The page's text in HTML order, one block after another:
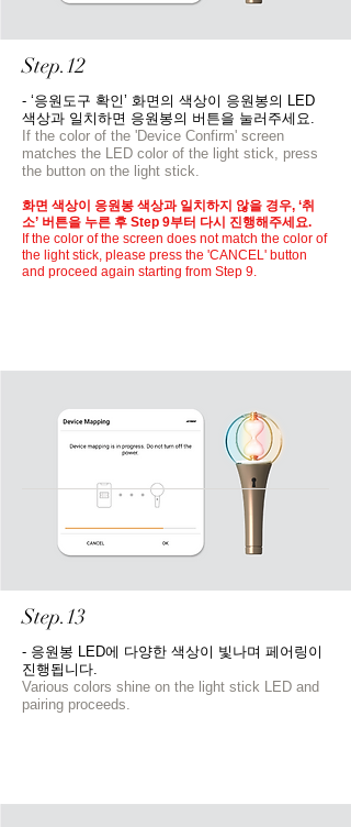
Step.12
- ‘응원도구 확인’ 화면의 색상이 응원봉의 LED
색상과 일치하면 응원봉의 버튼을 눌러주세요.
If the color of the 'Device Confirm' screen
matches the LED color of the light stick, press
the button on the light stick.
화면 색상이 응원봉 색상과 일치하지 않을 경우, ‘취
소’ 버튼을 누른 후 Step 9부터 다시 진행해주세요.
If the color of the screen does not match the color of
the light stick, please press the 'CANCEL' button
and proceed again starting from Step 9.
Step.13
- 응원봉 LED에 다양한 색상이 빛나며 페어링이
진행됩니다.​
Various colors shine on the light stick LED and
pairing proceeds.